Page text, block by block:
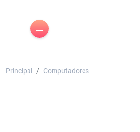
Principal Computadores